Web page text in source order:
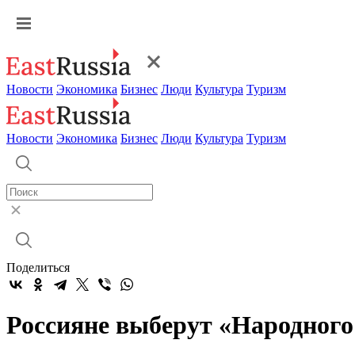
Новости Экономика Бизнес Люди Культура Туризм
Новости Экономика Бизнес Люди Культура Туризм
Поделиться
Россияне выберут